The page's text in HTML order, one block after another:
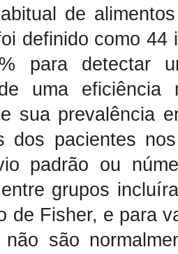
de
definido como
para detectar
uma
sua prevalência
dos pacientes
padrão ou
grupos
de Fisher, e para
não são